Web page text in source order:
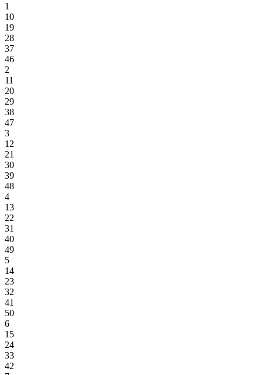
1
10
19
28
37
46
2
11
20
29
38
47
3
12
21
30
39
48
4
13
22
31
40
49
5
14
23
32
41
50
6
15
24
33
42